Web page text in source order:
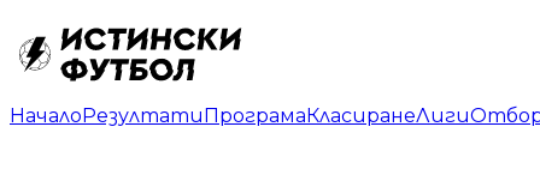
НачалоРезултатиПрограмаКласиранеЛиги